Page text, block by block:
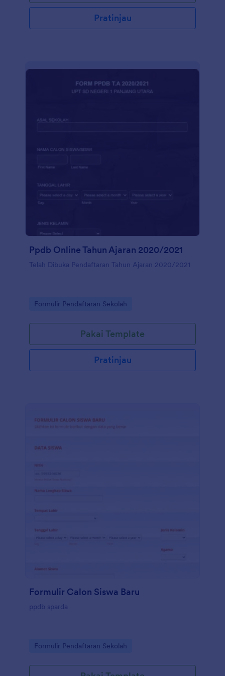
Pratinjau
Ppdb Online Tahun Ajaran 2020/2021
Telah Dibuka Pendaftaran Tahun Ajaran 2020/2021
Go to Category:
Formulir Pendaftaran Sekolah
Pakai Template
Pratinjau
Formulir Calon Siswa Baru
ppdb sparda
Go to Category:
Formulir Pendaftaran Sekolah